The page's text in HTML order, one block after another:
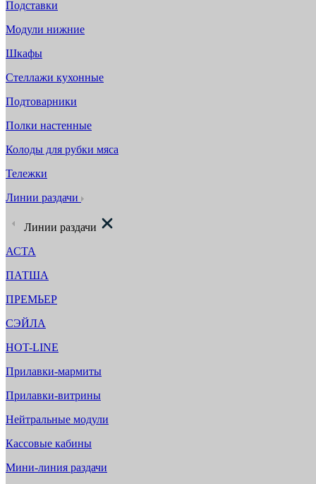
Подставки
Модули нижние
Шкафы
Стеллажи кухонные
Подтоварники
Полки настенные
Колоды для рубки мяса
Тележки
Линии раздачи
Линии раздачи
АСТА
ПАТША
ПРЕМЬЕР
СЭЙЛА
HOT-LINE
Прилавки-мармиты
Прилавки-витрины
Нейтральные модули
Кассовые кабины
Мини-линия раздачи